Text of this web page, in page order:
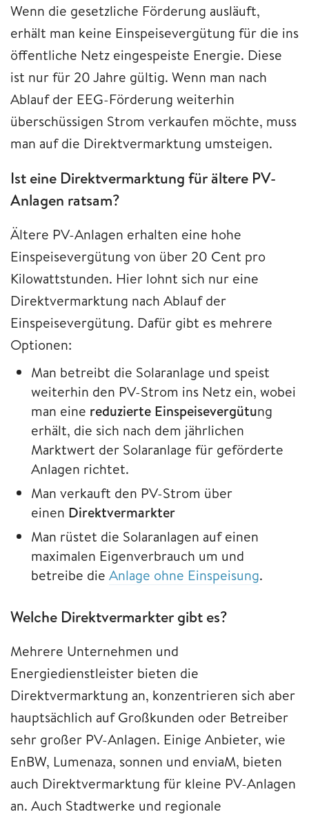
Wenn die gesetzliche Förderung ausläuft,
erhält man keine Einspeisevergütung für die ins
öffentliche Netz eingespeiste Energie. Diese
ist nur für 20 Jahre gültig. Wenn man nach
Ablauf der EEG-Förderung weiterhin
überschüssigen Strom verkaufen möchte, muss
man auf die Direktvermarktung umsteigen.
Ist eine Direktvermarktung für ältere PV-
Anlagen ratsam?
Ältere PV-Anlagen erhalten eine hohe
Einspeisevergütung von über 20 Cent pro
Kilowattstunden. Hier lohnt sich nur eine
Direktvermarktung nach Ablauf der
Einspeisevergütung. Dafür gibt es mehrere
Optionen:
Man betreibt die Solaranlage und speist
weiterhin den PV-Strom ins Netz ein, wobei
man eine reduzierte Einspeisevergütung
erhält, die sich nach dem jährlichen
Marktwert der Solaranlage für geförderte
Anlagen richtet.
Man verkauft den PV-Strom über
einen Direktvermarkter
Man rüstet die Solaranlagen auf einen
maximalen Eigenverbrauch um und
betreibe die Anlage ohne Einspeisung.
Welche Direktvermarkter gibt es?
Mehrere Unternehmen und
Energiedienstleister bieten die
Direktvermarktung an, konzentrieren sich aber
hauptsächlich auf Großkunden oder Betreiber
sehr großer PV-Anlagen. Einige Anbieter, wie
EnBW, Lumenaza, sonnen und enviaM, bieten
auch Direktvermarktung für kleine PV-Anlagen
an. Auch Stadtwerke und regionale